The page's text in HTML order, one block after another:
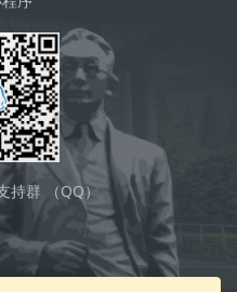
持群 （QQ）